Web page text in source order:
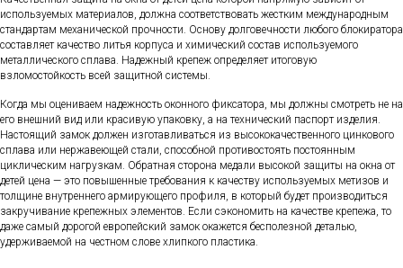
используемых материалов, должна соответствовать жестким международным
стандартам механической прочности. Основу долговечности любого блокиратора
составляет качество литья корпуса и химический состав используемого
металлического сплава. Надежный крепеж определяет итоговую
взломостойкость всей защитной системы.
Когда мы оцениваем надежность оконного фиксатора, мы должны смотреть не на
его внешний вид или красивую упаковку, а на технический паспорт изделия.
Настоящий замок должен изготавливаться из высококачественного цинкового
сплава или нержавеющей стали, способной противостоять постоянным
циклическим нагрузкам. Обратная сторона медали высокой защиты на окна от
детей цена — это повышенные требования к качеству используемых метизов и
толщине внутреннего армирующего профиля, в который будет производиться
закручивание крепежных элементов. Если сэкономить на качестве крепежа, то
даже самый дорогой европейский замок окажется бесполезной деталью,
удерживаемой на честном слове хлипкого пластика.